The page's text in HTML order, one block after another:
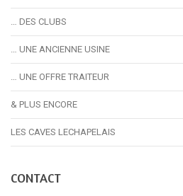
… DES CLUBS
… UNE ANCIENNE USINE
… UNE OFFRE TRAITEUR
& PLUS ENCORE
LES CAVES LECHAPELAIS
CONTACT